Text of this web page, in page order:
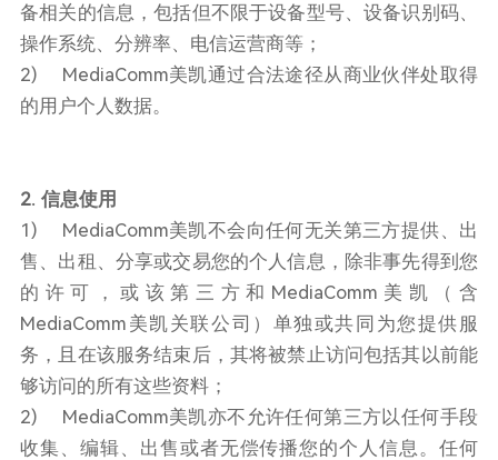
备相关的信息，包括但不限于设备型号、设备识别码、
操作系统、分辨率、电信运营商等；
2) MediaComm美凯通过合法途径从商业伙伴处取得
的用户个人数据。
2. 信息使用
1) MediaComm美凯不会向任何无关第三方提供、出
售、出租、分享或交易您的个人信息，除非事先得到您
的许可，或该第三方和MediaComm美凯（含
MediaComm美凯关联公司）单独或共同为您提供服
务，且在该服务结束后，其将被禁止访问包括其以前能
够访问的所有这些资料；
2) MediaComm美凯亦不允许任何第三方以任何手段
收集、编辑、出售或者无偿传播您的个人信息。任何